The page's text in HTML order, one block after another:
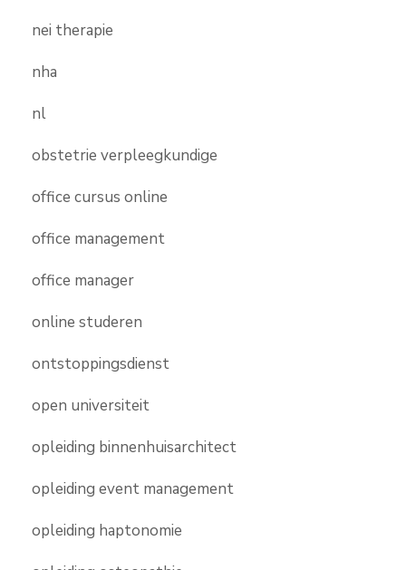
nei therapie
nha
nl
obstetrie verpleegkundige
office cursus online
office management
office manager
online studeren
ontstoppingsdienst
open universiteit
opleiding binnenhuisarchitect
opleiding event management
opleiding haptonomie